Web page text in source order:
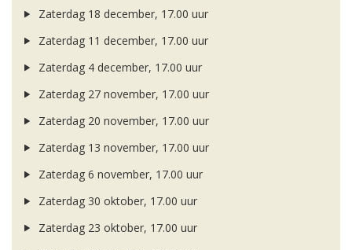
Zaterdag 18 december, 17.00 uur
Zaterdag 11 december, 17.00 uur
Zaterdag 4 december, 17.00 uur
Zaterdag 27 november, 17.00 uur
Zaterdag 20 november, 17.00 uur
Zaterdag 13 november, 17.00 uur
Zaterdag 6 november, 17.00 uur
Zaterdag 30 oktober, 17.00 uur
Zaterdag 23 oktober, 17.00 uur